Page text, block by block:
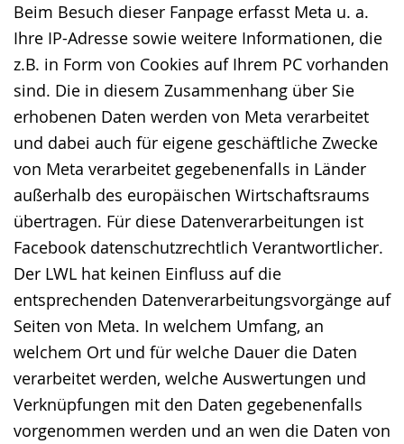
Beim Besuch dieser Fanpage erfasst Meta u. a.
Ihre IP-Adresse sowie weitere Informationen, die
z.B. in Form von Cookies auf Ihrem PC vorhanden
sind. Die in diesem Zusammenhang über Sie
erhobenen Daten werden von Meta verarbeitet
und dabei auch für eigene geschäftliche Zwecke
von Meta verarbeitet gegebenenfalls in Länder
außerhalb des europäischen Wirtschaftsraums
übertragen. Für diese Datenverarbeitungen ist
Facebook datenschutzrechtlich Verantwortlicher.
Der LWL hat keinen Einfluss auf die
entsprechenden Datenverarbeitungsvorgänge auf
Seiten von Meta. In welchem Umfang, an
welchem Ort und für welche Dauer die Daten
verarbeitet werden, welche Auswertungen und
Verknüpfungen mit den Daten gegebenenfalls
vorgenommen werden und an wen die Daten von